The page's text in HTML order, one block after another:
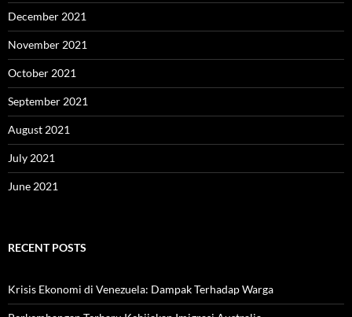
December 2021
November 2021
October 2021
September 2021
August 2021
July 2021
June 2021
RECENT POSTS
Krisis Ekonomi di Venezuela: Dampak Terhadap Warga